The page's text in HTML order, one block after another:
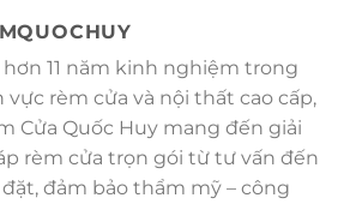
hơn 11 năm kinh nghiệm trong
vực rèm cửa và nội thất cao cấp,
Cửa Quốc Huy mang đến giải
rèm cửa trọn gói từ tư vấn đến
đặt, đảm bảo thẩm mỹ – công